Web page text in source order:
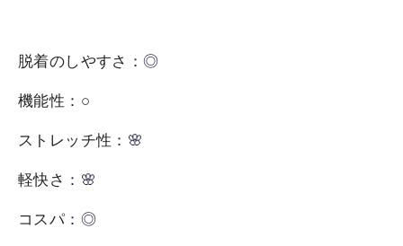
脱着のしやすさ ：◎
機能性：○
ストレッチ性 ：🌸
軽快さ ：🌸
コスパ：◎